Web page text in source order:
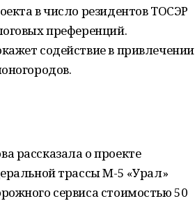
в число резидентов ТОСЭР
преференций.
содействие в привлечении
рассказала о проекте
трассы М-5 «Урал»
сервиса стоимостью 50